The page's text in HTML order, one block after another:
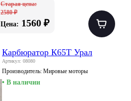
Старая цена:
2580 ₽
Цена: 1560 ₽
Карбюратор К65Т Урал
Артикул: 08080
Производитель: Мировые моторы
• В наличии